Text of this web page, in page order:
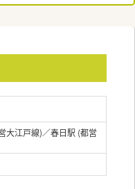
大江戸線)／春日駅 (都営